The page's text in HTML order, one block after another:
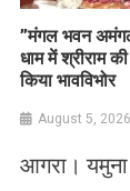
​”मंगल भवन अमंगल
धाम में श्रीराम
किया भावविभोर
August 5, 2026
आगरा। यमुना